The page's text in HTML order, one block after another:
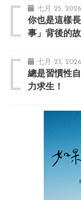
七月 25, 2026
你也是這樣
事」背後的
七月 23, 2026
總是習慣性
力求生！